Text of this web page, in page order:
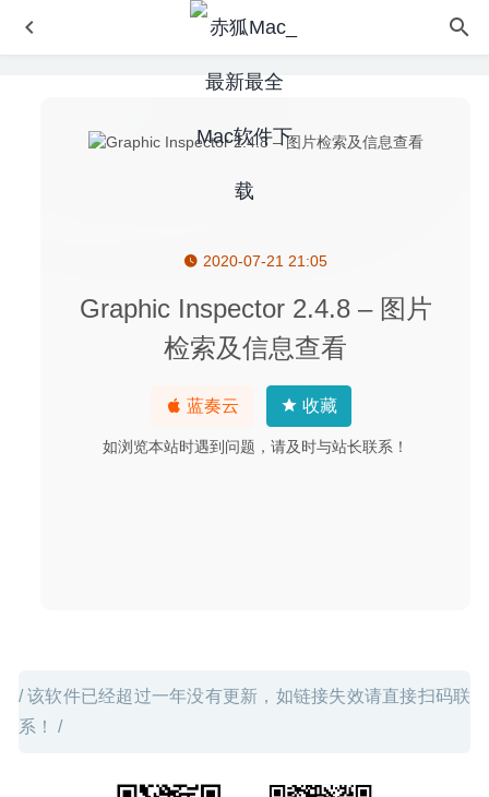
2020-07-21 21:05
Graphic Inspector 2.4.8 – 图片
检索及信息查看
蓝奏云 收藏
如浏览本站时遇到问题，请及时与站长联系！
/ 该软件已经超过一年没有更新，如链接失效请直接扫码联
系！ /
Fenetre 0.8.1 – 非常方便的MacOS窗口置顶工具
Pixelmator Pro 1.6.4 中文版-替代Photoshop的图片处理软
Magic Battery 9.5.4 中文版 – 蓝牙设备电池电量显示工具
iDatabase 6.4 中文版-最直观的个人数据库管理器 2020-07-